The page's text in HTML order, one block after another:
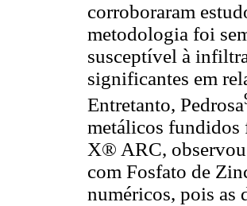
corroboraram
metodologia foi
susceptível à
significantes em
Entretanto, Pedrosa
metálicos fundidos
X® ARC, observou
com Fosfato de
numéricos, pois as